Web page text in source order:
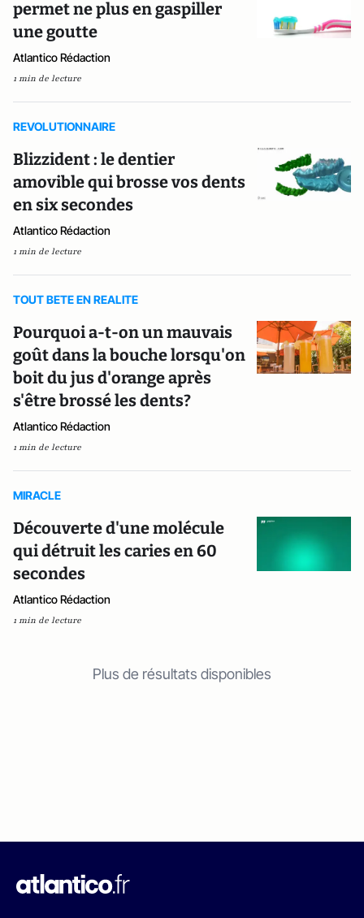
permet ne plus en gaspiller
une goutte
Atlantico Rédaction
1 min de lecture
REVOLUTIONNAIRE
Blizzident : le dentier
amovible qui brosse vos dents
en six secondes
Atlantico Rédaction
1 min de lecture
TOUT BETE EN REALITE
Pourquoi a-t-on un mauvais
goût dans la bouche lorsqu'on
boit du jus d'orange après
s'être brossé les dents?
Atlantico Rédaction
1 min de lecture
MIRACLE
Découverte d'une molécule
qui détruit les caries en 60
secondes
Atlantico Rédaction
1 min de lecture
Plus de résultats disponibles